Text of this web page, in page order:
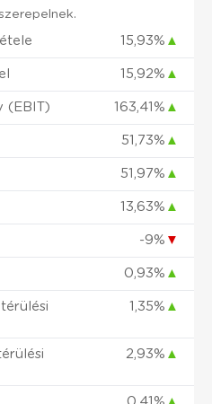
15,93% ▲
15,92% ▲
(EBIT) 163,41% ▲
51,73% ▲
51,97% ▲
13,63% ▲
-9% ▼
0,93% ▲
1,35% ▲
2,93% ▲